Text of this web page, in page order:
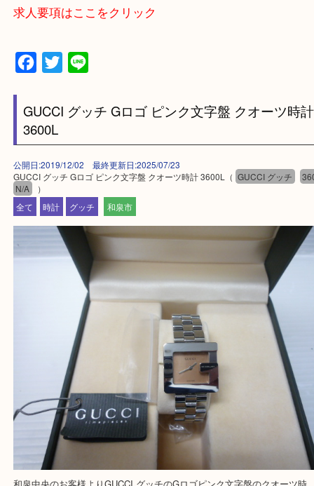
・よくいただくご質問集
—お知らせ—
最後に当店では現在、正社員を募集しておりますの
ある方はお気軽にお問合せください！
求人要項はここをクリック
Facebook
Twitter
GUCCI グッチ Gロゴ ピンク文字盤 クオーツ
3600L
公開日:2019/12/02 最終更新日:2025/07/23
GUCCI グッチ Gロゴ ピンク文字盤 クオーツ時計 3600L（ GUCCI グッチ
N/A ）